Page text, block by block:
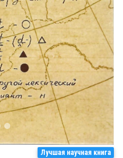
Лучшая научная книга